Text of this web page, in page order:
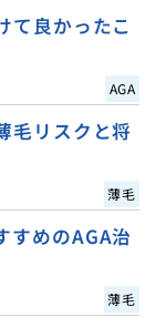
て良かったこ
AGA
毛リスクと将
薄毛
すめのAGA治
薄毛